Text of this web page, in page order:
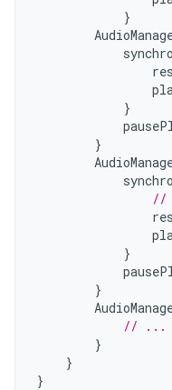
}
}
}
//
}
}
// ...
}
}
}